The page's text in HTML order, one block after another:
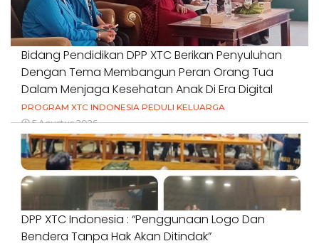
Bidang Pendidikan DPP XTC Berikan Penyuluhan
Dengan Tema Membangun Peran Orang Tua
Dalam Menjaga Kesehatan Anak Di Era Digital
PROGRAM XTC INDONESIA PEDULI KELUARGA
5 Agustus 2026
DPP XTC Indonesia : “Penggunaan Logo Dan
Bendera Tanpa Hak Akan Ditindak”